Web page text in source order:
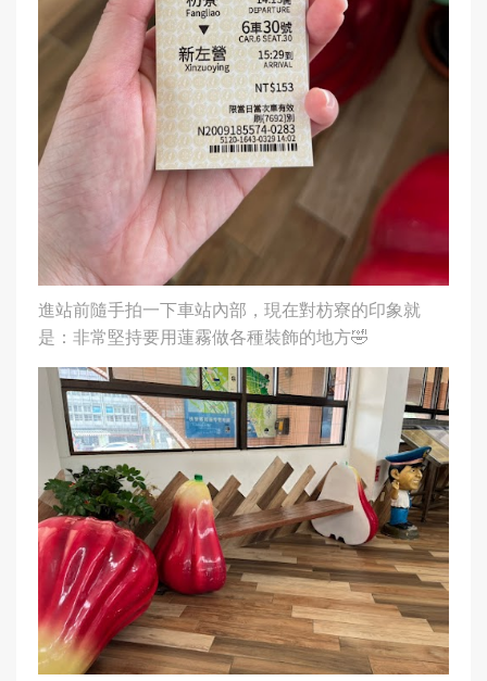
進站前隨手拍一下車站內部，現在對枋寮的印象就
是：非常堅持要用蓮霧做各種裝飾的地方🤣